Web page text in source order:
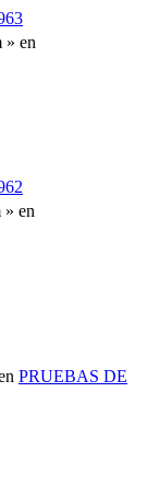
» en
» en
PRUEBAS DE